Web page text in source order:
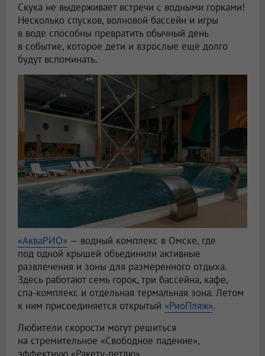
Скука не выдерживает встречи с водными горками!
Несколько спусков, волновой бассейн и игры
в воде способны превратить обычный день
в событие, которое дети и взрослые ещё долго
будут вспоминать.
«АкваРИО» — водный комплекс в Омске, где
под одной крышей объединили активные
развлечения и зоны для размеренного отдыха.
Здесь работают семь горок, три бассейна, кафе,
спа-комплекс и отдельная термальная зона. Летом
к ним присоединяется открытый «РиоПляж».
Любители скорости могут решиться
на стремительное «Свободное падение»,